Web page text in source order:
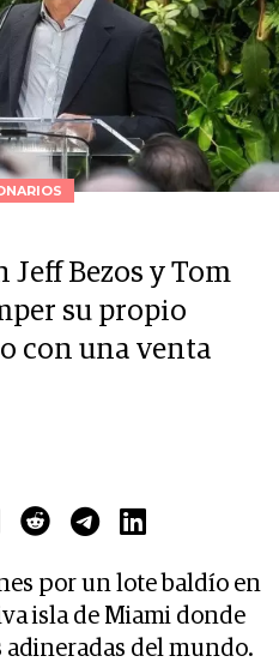
Bezos y Tom
su propio
con una venta
por un lote baldío en
isla de Miami donde
adineradas del mundo.